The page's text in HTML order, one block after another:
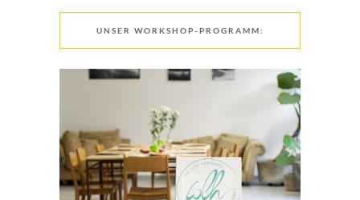
UNSER WORKSHOP-PROGRAMM: